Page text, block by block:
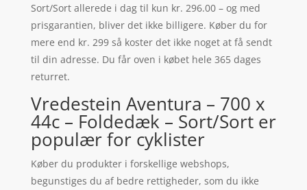
Sort/Sort allerede i dag til kun kr. 296.00 – og med
prisgarantien, bliver det ikke billigere. Køber du for
mere end kr. 299 så koster det ikke noget at få sendt
til din adresse. Du får oven i købet hele 365 dages
returret.
Vredestein Aventura – 700 x
44c – Foldedæk – Sort/Sort er
populær for cyklister
Køber du produkter i forskellige webshops,
begunstiges du af bedre rettigheder, som du ikke